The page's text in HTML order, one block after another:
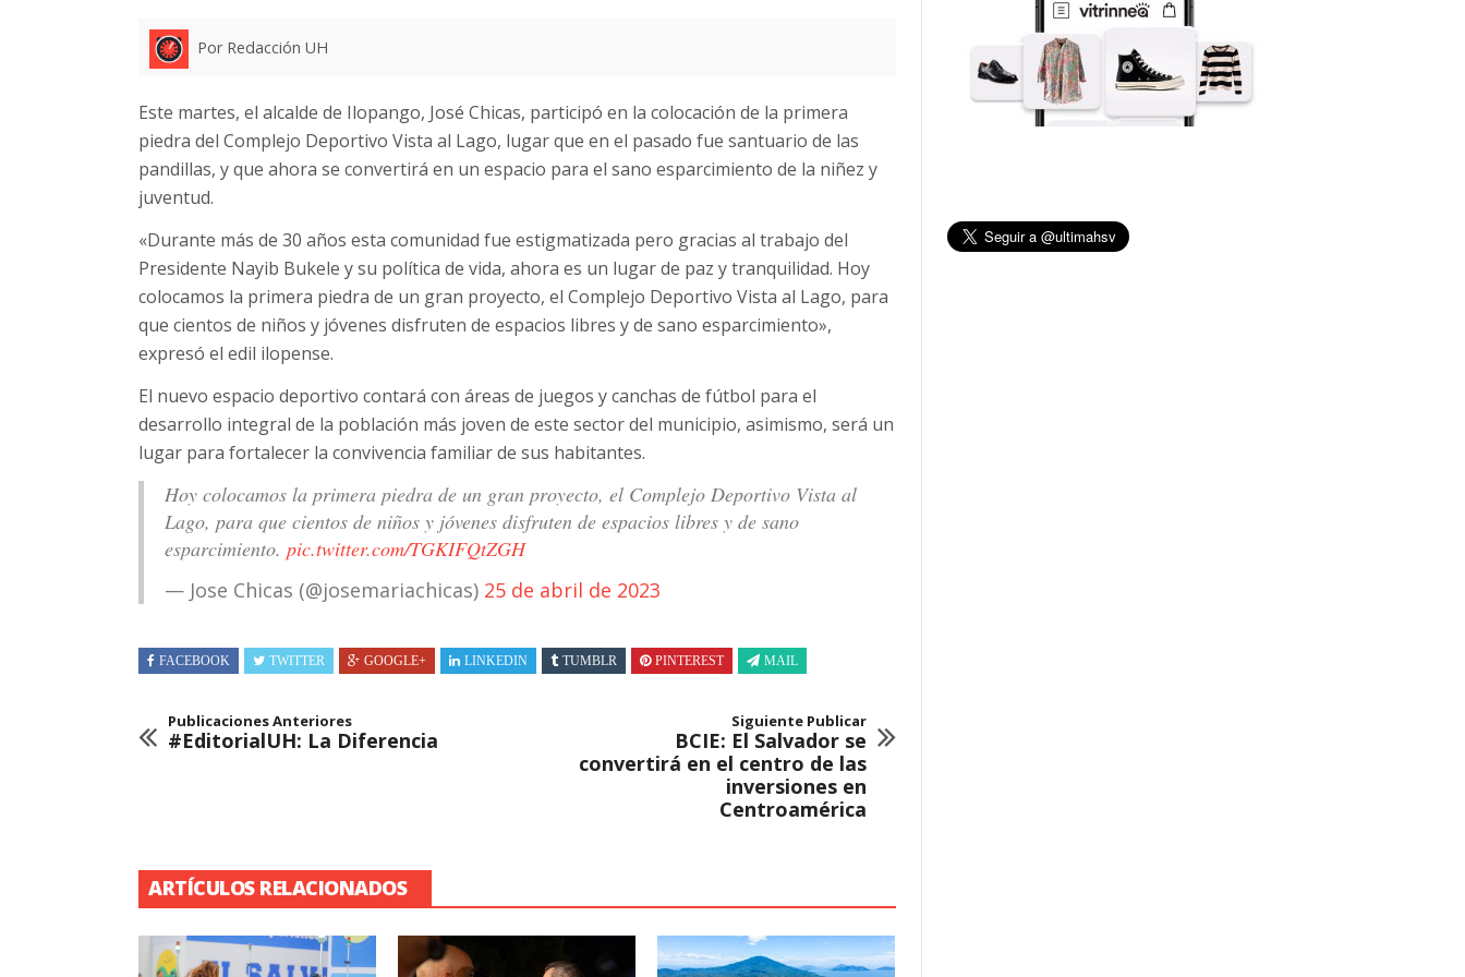
Por Redacción UH
Este martes, el alcalde de Ilopango, José Chicas, participó en la colocación de la primera
piedra del Complejo Deportivo Vista al Lago, lugar que en el pasado fue santuario de las
pandillas, y que ahora se convertirá en un espacio para el sano esparcimiento de la niñez y
juventud.
«Durante más de 30 años esta comunidad fue estigmatizada pero gracias al trabajo del
Presidente Nayib Bukele y su política de vida, ahora es un lugar de paz y tranquilidad. Hoy
colocamos la primera piedra de un gran proyecto, el Complejo Deportivo Vista al Lago, para
que cientos de niños y jóvenes disfruten de espacios libres y de sano esparcimiento»,
expresó el edil ilopense.
El nuevo espacio deportivo contará con áreas de juegos y canchas de fútbol para el
desarrollo integral de la población más joven de este sector del municipio, asimismo, será un
lugar para fortalecer la convivencia familiar de sus habitantes.
Hoy colocamos la primera piedra de un gran proyecto, el Complejo Deportivo Vista al
Lago, para que cientos de niños y jóvenes disfruten de espacios libres y de sano
esparcimiento. pic.twitter.com/TGKIFQtZGH
— Jose Chicas (@josemariachicas) 25 de abril de 2023
FACEBOOK TWITTER GOOGLE+ LINKEDIN TUMBLR PINTEREST MAIL
Publicaciones Anteriores
#EditorialUH: La Diferencia
Siguiente Publicar
BCIE: El Salvador se
convertirá en el centro de las
inversiones en
Centroamérica
ARTÍCULOS RELACIONADOS